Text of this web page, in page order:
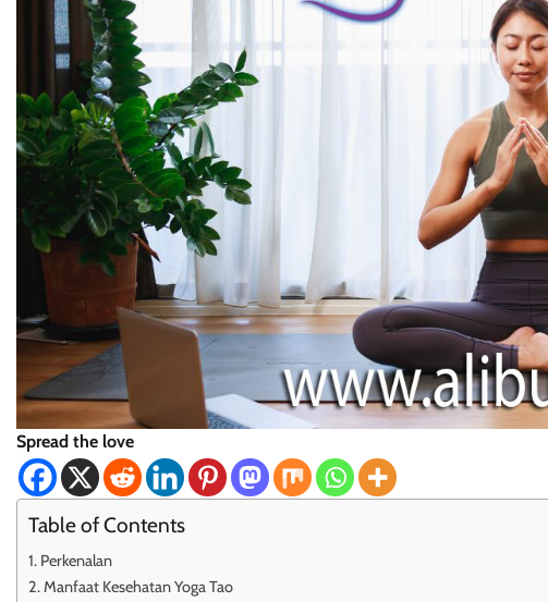
Spread the love
Table of Contents
Perkenalan
Manfaat Kesehatan Yoga Tao